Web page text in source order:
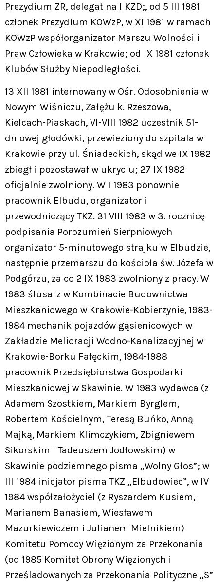
Prezydium ZR, delegat na I KZD;, od 5 III 1981
członek Prezydium KOWzP, w XI 1981 w ramach
KOWzP współorganizator Marszu Wolności i
Praw Człowieka w Krakowie; od IX 1981 członek
Klubów Służby Niepodległości.
13 XII 1981 internowany w Ośr. Odosobnienia w
Nowym Wiśniczu, Załężu k. Rzeszowa,
Kielcach-Piaskach, VI-VIII 1982 uczestnik 51-
dniowej głodówki, przewieziony do szpitala w
Krakowie przy ul. Śniadeckich, skąd we IX 1982
zbiegł i pozostawał w ukryciu; 27 IX 1982
oficjalnie zwolniony. W I 1983 ponownie
pracownik Elbudu, organizator i
przewodniczący TKZ. 31 VIII 1983 w 3. rocznicę
podpisania Porozumień Sierpniowych
organizator 5-minutowego strajku w Elbudzie,
następnie przemarszu do kościoła św. Józefa w
Podgórzu, za co 2 IX 1983 zwolniony z pracy. W
1983 ślusarz w Kombinacie Budownictwa
Mieszkaniowego w Krakowie-Kobierzynie, 1983-
1984 mechanik pojazdów gąsienicowych w
Zakładzie Melioracji Wodno-Kanalizacyjnej w
Krakowie-Borku Fałęckim, 1984-1988
pracownik Przedsiębiorstwa Gospodarki
Mieszkaniowej w Skawinie. W 1983 wydawca (z
Adamem Szostkiem, Markiem Byrglem,
Robertem Kościelnym, Teresą Buńko, Anną
Majką, Markiem Klimczykiem, Zbigniewem
Sikorskim i Tadeuszem Jodłowskim) w
Skawinie podziemnego pisma „Wolny Głos”; w
III 1984 inicjator pisma TKZ „Elbudowiec”, w IV
1984 współzałożyciel (z Ryszardem Kusiem,
Marianem Banasiem, Wiesławem
Mazurkiewiczem i Julianem Mielnikiem)
Komitetu Pomocy Więzionym za Przekonania
(od 1985 Komitet Obrony Więzionych i
Prześladowanych za Przekonania Polityczne „S”